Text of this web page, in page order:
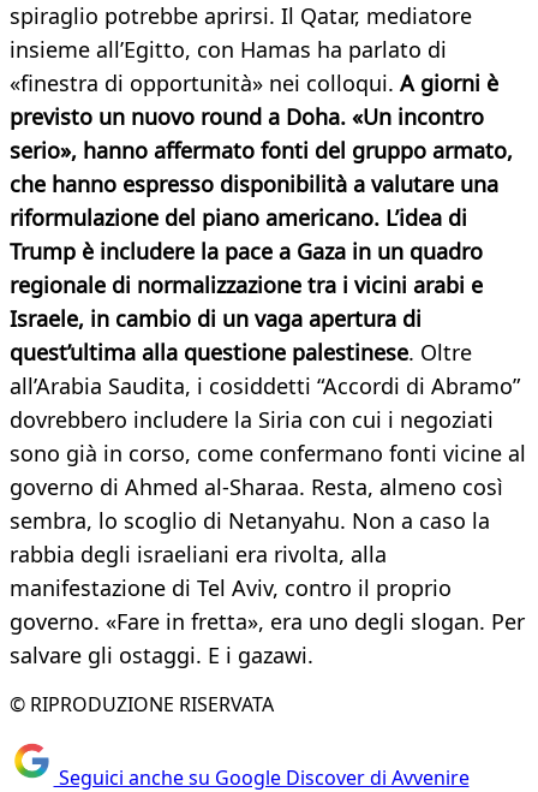
spiraglio potrebbe aprirsi. Il Qatar, mediatore
insieme all’Egitto, con Hamas ha parlato di
«finestra di opportunità» nei colloqui. A giorni è
previsto un nuovo round a Doha. «Un incontro
serio», hanno affermato fonti del gruppo armato,
che hanno espresso disponibilità a valutare una
riformulazione del piano americano. L’idea di
Trump è includere la pace a Gaza in un quadro
regionale di normalizzazione tra i vicini arabi e
Israele, in cambio di un vaga apertura di
quest’ultima alla questione palestinese. Oltre
all’Arabia Saudita, i cosiddetti “Accordi di Abramo”
dovrebbero includere la Siria con cui i negoziati
sono già in corso, come confermano fonti vicine al
governo di Ahmed al-Sharaa. Resta, almeno così
sembra, lo scoglio di Netanyahu. Non a caso la
rabbia degli israeliani era rivolta, alla
manifestazione di Tel Aviv, contro il proprio
governo. «Fare in fretta», era uno degli slogan. Per
salvare gli ostaggi. E i gazawi.
© RIPRODUZIONE RISERVATA
Seguici anche su Google Discover di Avvenire